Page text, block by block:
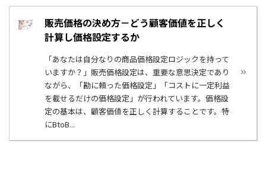
販売価格の決め方－どう顧客価値を正しく
計算し価格設定するか
「あなたは自分なりの商品価格設定ロジックを持って
いますか？」販売価格設定は、重要な意思決定であり
ながら、「勘に頼った価格設定」「コストに一定利益
を載せるだけの価格設定」が行われています。価格設
定の基本は、顧客価値を正しく計算することです。特
にBtoB...